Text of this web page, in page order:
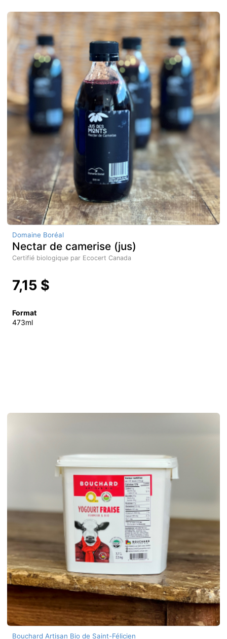
Domaine Boréal
Nectar de camerise (jus)
Certifié biologique par Ecocert Canada
7,15 $
Format
473ml
Bouchard Artisan Bio de Saint-Félicien